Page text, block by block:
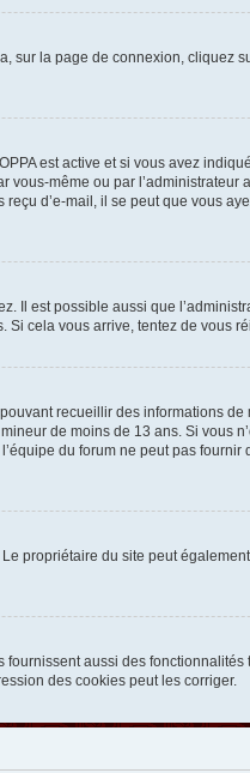
sur la page de connexion, cliquez
est active et si vous avez
même ou par l’administrateur
d’e-mail, il se peut que vous
Il est possible aussi que
cela vous arrive, tentez de vous
recueillir des informations
de moins de 13 ans. Si vous
du forum ne peut pas
propriétaire du site peut
aussi des
des cookies peut les corriger.